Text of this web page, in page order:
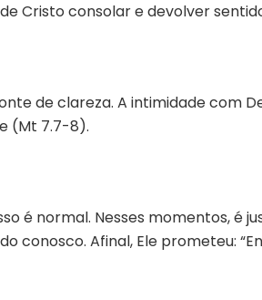
Cristo consolar e devolver
de clareza. A intimidade com
(Mt 7.7-8).
é normal. Nesses momentos,
conosco. Afinal, Ele prometeu: